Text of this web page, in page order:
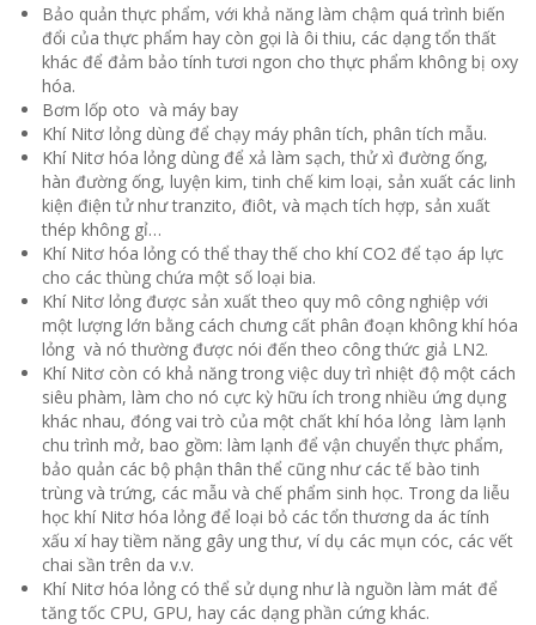
Bảo quản thực phẩm, với khả năng làm chậm quá trình biến
đổi của thực phẩm hay còn gọi là ôi thiu, các dạng tổn thất
khác để đảm bảo tính tươi ngon cho thực phẩm không bị oxy
hóa.
Bơm lốp oto và máy bay
Khí Nitơ lỏng dùng để chạy máy phân tích, phân tích mẫu.
Khí Nitơ hóa lỏng dùng để xả làm sạch, thử xì đường ống,
hàn đường ống, luyện kim, tinh chế kim loại, sản xuất các linh
kiện điện tử như tranzito, điôt, và mạch tích hợp, sản xuất
thép không gỉ…
Khí Nitơ hóa lỏng có thể thay thế cho khí CO2 để tạo áp lực
cho các thùng chứa một số loại bia.
Khí Nitơ lỏng được sản xuất theo quy mô công nghiệp với
một lượng lớn bằng cách chưng cất phân đoạn không khí hóa
lỏng và nó thường được nói đến theo công thức giả LN2.
Khí Nitơ còn có khả năng trong việc duy trì nhiệt độ một cách
siêu phàm, làm cho nó cực kỳ hữu ích trong nhiều ứng dụng
khác nhau, đóng vai trò của một chất khí hóa lỏng làm lạnh
chu trình mở, bao gồm: làm lạnh để vận chuyển thực phẩm,
bảo quản các bộ phận thân thể cũng như các tế bào tinh
trùng và trứng, các mẫu và chế phẩm sinh học. Trong da liễu
học khí Nitơ hóa lỏng để loại bỏ các tổn thương da ác tính
xấu xí hay tiềm năng gây ung thư, ví dụ các mụn cóc, các vết
chai sần trên da v.v.
Khí Nitơ hóa lỏng có thể sử dụng như là nguồn làm mát để
tăng tốc CPU, GPU, hay các dạng phần cứng khác.